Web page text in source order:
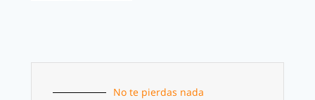
No te pierdas nada